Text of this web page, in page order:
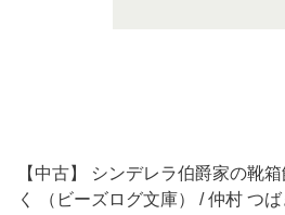
【中古】 シンデレラ伯爵家の靴
く （ビーズログ文庫） / 仲村 つ